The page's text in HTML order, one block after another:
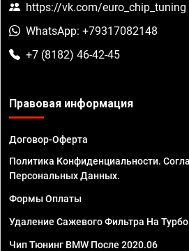
https://vk.com/euro_chip_tuning
WhatsApp: +79317082148
+7 (8182) 46-42-45
Правовая информация
Договор-Оферта
Политика Конфиденциальности.
Персональных Данных.
Формы Оплаты
Удаление Сажевого Фильтра На
Чип Тюнинг BMW После 2020.06